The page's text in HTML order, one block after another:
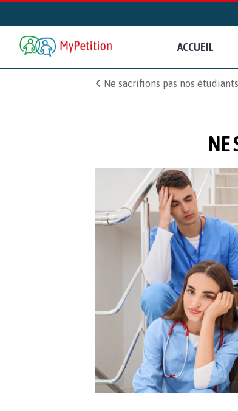
ACCUEIL
Ne sacrifions pas nos
NE